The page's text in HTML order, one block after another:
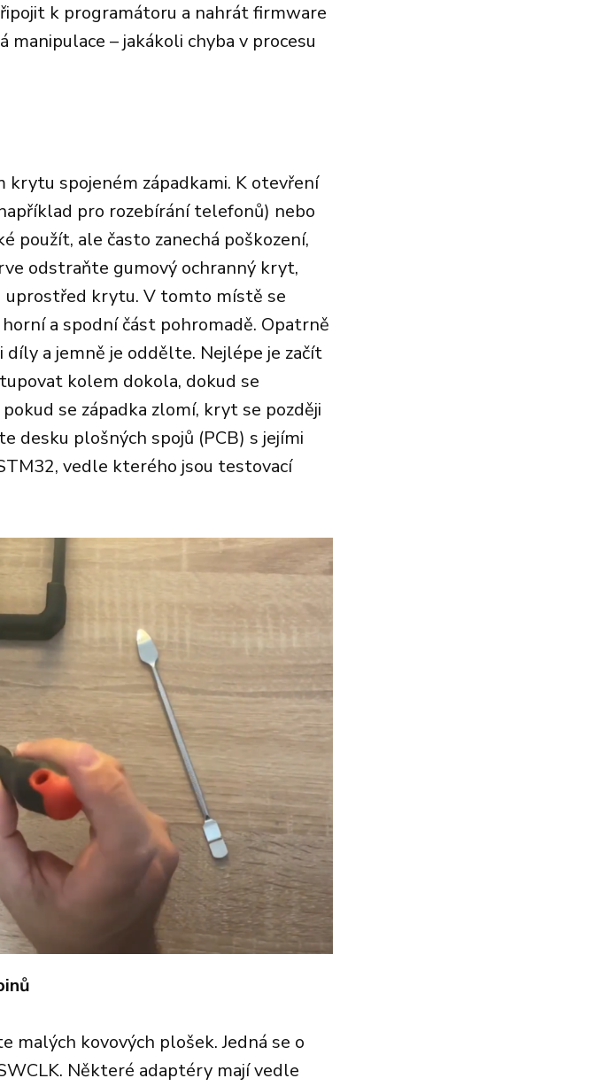
k programátoru a nahrát firmware
– jakákoli chyba v procesu
spojeném západkami. K otevření
pro rozebírání telefonů) nebo
použít, ale často zanechá poškození,
odstraňte gumový ochranný kryt,
uprostřed krytu. V tomto místě se
a spodní část pohromadě. Opatrně
a jemně je oddělte. Nejlépe je začít
kolem dokola, dokud se
se západka zlomí, kryt se později
desku plošných spojů (PCB) s jejími
vedle kterého jsou testovací
malých kovových plošek. Jedná se o
Některé adaptéry mají vedle